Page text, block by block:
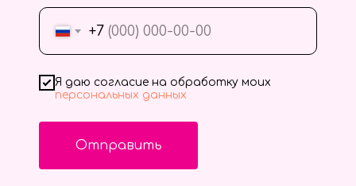
+7
Я даю согласие на обработку моих
персональных данных
Отправить